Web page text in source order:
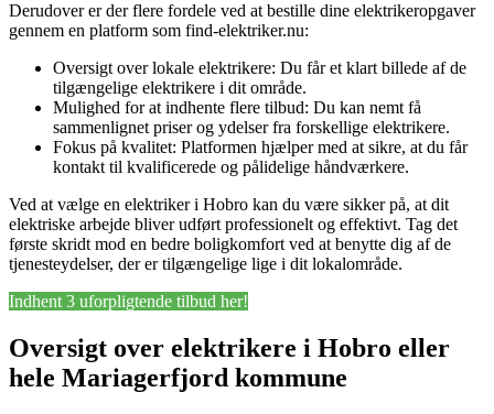
Derudover er der flere fordele ved at bestille dine elektrikeropgaver
gennem en platform som find-elektriker.nu:
Oversigt over lokale elektrikere: Du får et klart billede af de
tilgængelige elektrikere i dit område.
Mulighed for at indhente flere tilbud: Du kan nemt få
sammenlignet priser og ydelser fra forskellige elektrikere.
Fokus på kvalitet: Platformen hjælper med at sikre, at du får
kontakt til kvalificerede og pålidelige håndværkere.
Ved at vælge en elektriker i Hobro kan du være sikker på, at dit
elektriske arbejde bliver udført professionelt og effektivt. Tag det
første skridt mod en bedre boligkomfort ved at benytte dig af de
tjenesteydelser, der er tilgængelige lige i dit lokalområde.
Indhent 3 uforpligtende tilbud her!
Oversigt over elektrikere i Hobro eller
hele Mariagerfjord kommune